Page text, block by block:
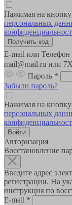
Нажимая на
персональных
E-mail или Телефон
mail@mail.ru или
Пароль *
Забыли пароль?
Нажимая на
персональных
Авторизация
Восстановление
Введите адрес
регистрации. На
инструкция по
E-mail *